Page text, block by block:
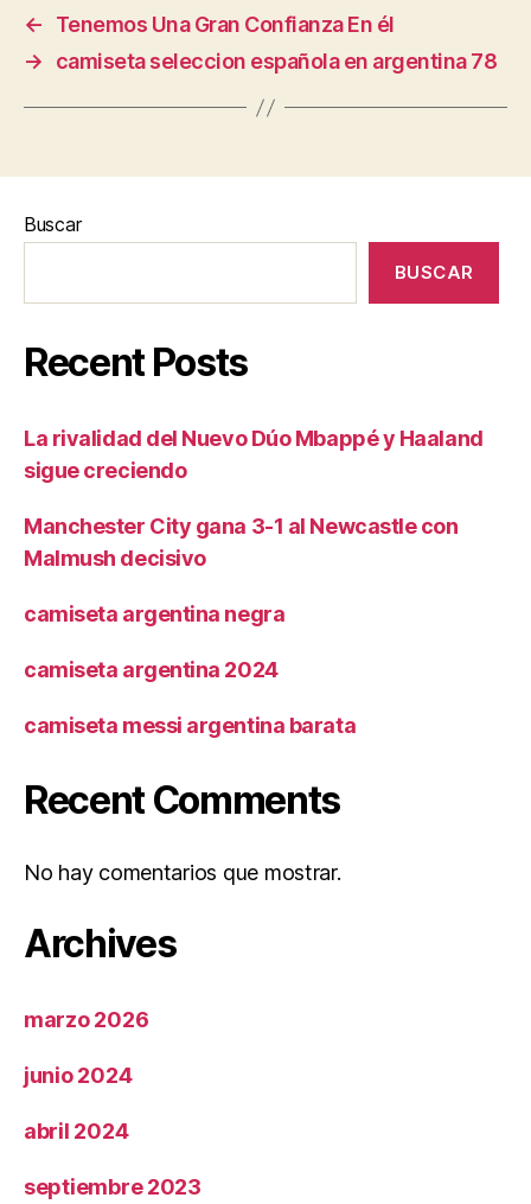
←
Tenemos Una Gran Confianza En él
→
camiseta seleccion española en argentina 78
Buscar
BUSCAR
Recent Posts
La rivalidad del Nuevo Dúo Mbappé y Haaland
sigue creciendo
Manchester City gana 3-1 al Newcastle con
Malmush decisivo
camiseta argentina negra
camiseta argentina 2024
camiseta messi argentina barata
Recent Comments
No hay comentarios que mostrar.
Archives
marzo 2026
junio 2024
abril 2024
septiembre 2023